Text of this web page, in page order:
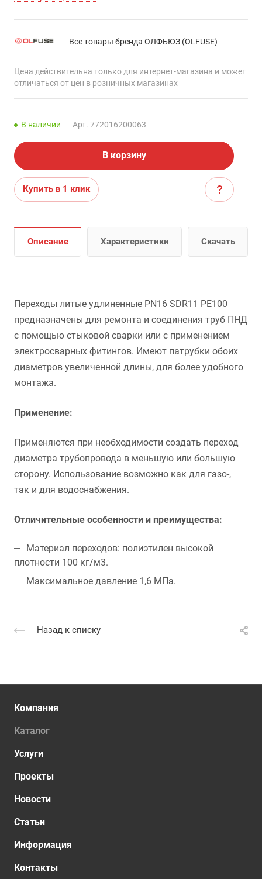
Все товары бренда ОЛФЬЮЗ (OLFUSE)
Цена действительна только для интернет-магазина и может
отличаться от цен в розничных магазинах
В наличии Арт. 772016200063
В корзину
Купить в 1 клик
Описание Характеристики Скачать
Переходы литые удлиненные PN16 SDR11 PE100
предназначены для ремонта и соединения труб ПНД
с помощью стыковой сварки или с применением
электросварных фитингов. Имеют патрубки обоих
диаметров увеличенной длины, для более удобного
монтажа.
Применение:
Применяются при необходимости создать переход
диаметра трубопровода в меньшую или большую
сторону. Использование возможно как для газо-,
так и для водоснабжения.
Отличительные особенности и преимущества:
Материал переходов: полиэтилен высокой
плотности 100 кг/м3.
Максимальное давление 1,6 МПа.
Назад к списку
Компания
Каталог
Услуги
Проекты
Новости
Статьи
Информация
Контакты